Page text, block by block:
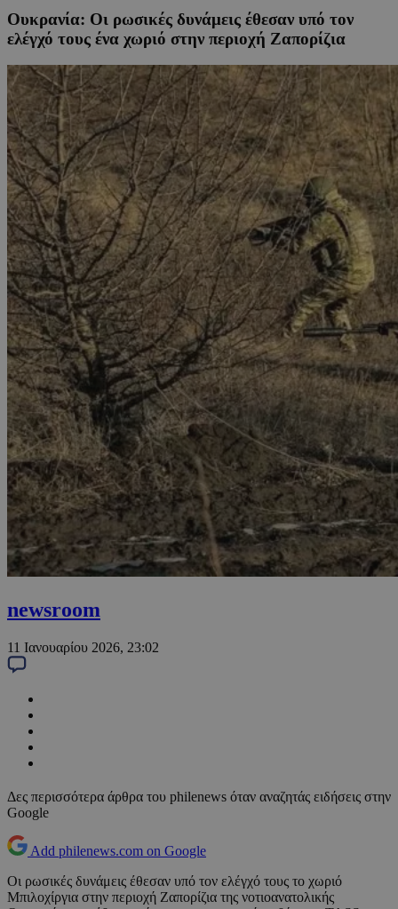
Ουκρανία: Οι ρωσικές δυνάμεις έθεσαν υπό τον
ελέγχό τους ένα χωριό στην περιοχή Ζαπορίζια
newsroom
11 Ιανουαρίου 2026, 23:02
Δες περισσότερα άρθρα του philenews όταν αναζητάς ειδήσεις στην
Google
Add philenews.com on Google
Οι ρωσικές δυνάμεις έθεσαν υπό τον ελέγχό τους το χωριό
Μπιλοχίργια στην περιοχή Ζαπορίζια της νοτιοανατολικής